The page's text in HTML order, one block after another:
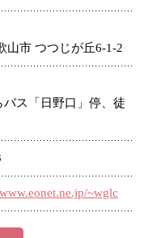
山市 つつじが丘6-1-2
ス「日野口」停、徒
~wglc